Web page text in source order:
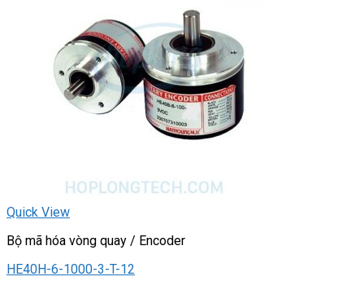
Quick View
Bộ mã hóa vòng quay / Encoder
HE40H-6-1000-3-T-12